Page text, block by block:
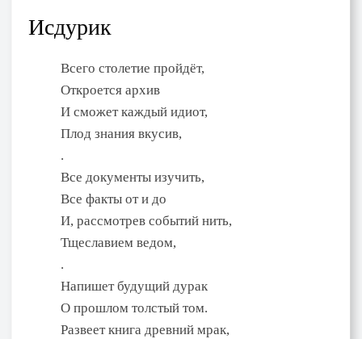
Исдурик
Всего столетие пройдёт,
Откроется архив
И сможет каждый идиот,
Плод знания вкусив,
.
Все документы изучить,
Все факты от и до
И, рассмотрев событий нить,
Тщеславием ведом,
.
Напишет будущий дурак
О прошлом толстый том.
Развеет книга древний мрак,